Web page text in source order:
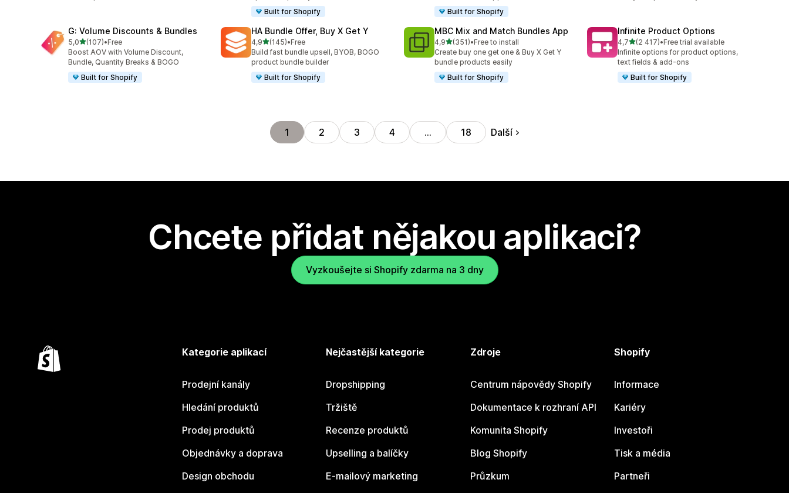
Built for Shopify
Built for Shopify
G: Volume Discounts & Bundles
5,0z 5 hvězd
(107)
Celkový počet recenzí: 107
•Free
Boost AOV with Volume Discount,
Bundle, Quantity Breaks & BOGO
Built for Shopify
HA Bundle Offer, Buy X Get Y
4,9z 5 hvězd
(145)
Celkový počet recenzí: 145
•Free
Build fast bundle upsell, BYOB, BOGO
product bundle builder
Built for Shopify
MBC Mix and Match Bundles App
4,9z 5 hvězd
(351)
Celkový počet recenzí: 351
•Free to install
Create buy one get one & Buy X Get Y
bundle products easily
Built for Shopify
Infinite Product Options
4,7z 5 hvězd
(2 417)
Celkový počet recenzí: 2417
•Free trial available
Infinite options for product options,
text fields & add-ons
Built for Shopify
1 2 3 4 … 18 Další
Chcete přidat nějakou aplikaci?
Vyzkoušejte si Shopify zdarma na 3 dny
Kategorie aplikací
Prodejní kanály
Hledání produktů
Prodej produktů
Objednávky a doprava
Design obchodu
Nejčastější kategorie
Dropshipping
Tržiště
Recenze produktů
Upselling a balíčky
E-mailový marketing
Zdroje
Centrum nápovědy Shopify
Dokumentace k rozhraní API
Komunita Shopify
Blog Shopify
Průzkum
Shopify
Informace
Kariéry
Investoři
Tisk a média
Partneři